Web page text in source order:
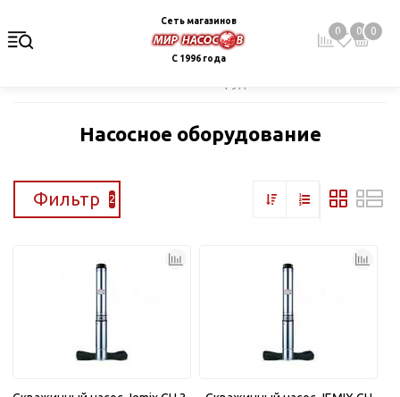
Сеть магазинов
С 1996 года
0 0 0
Насосное оборудование
Фильтр 2